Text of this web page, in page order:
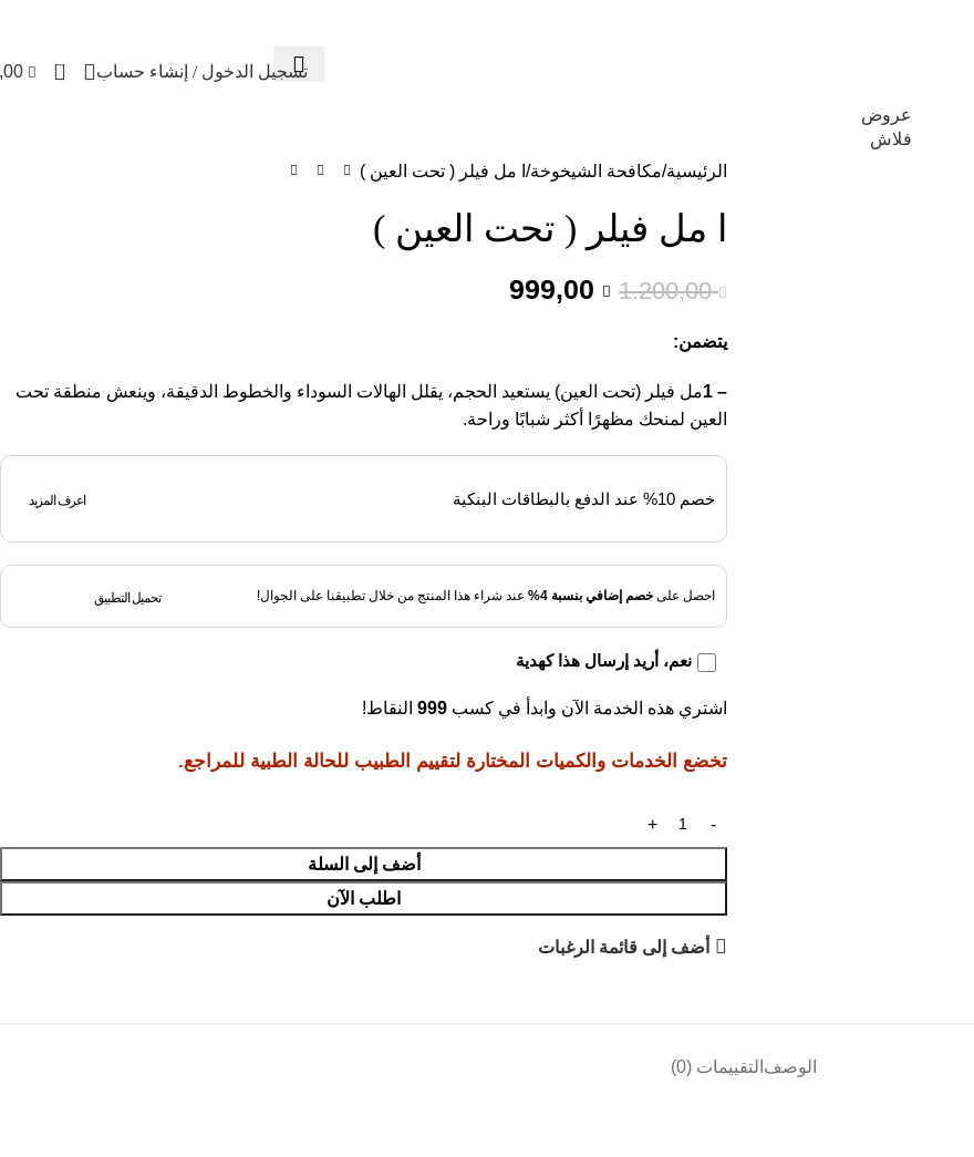
تسجيل الدخول / إنشاء حساب 0
عروض
فلاش
الرئيسية مكافحة الشيخوخة ا مل فيلر ( تحت العين )
ا مل فيلر ( تحت العين )
1.200,00
999,00
يتضمن:
– 1
مل فيلر (تحت العين) يستعيد الحجم، يقلل الهالات السوداء والخطوط الدقيقة، وينعش منطقة تحت
العين لمنحك مظهرًا أكثر شبابًا وراحة.
خصم 10% عند الدفع بالبطاقات البنكية اعرف المزيد
احصل على خصم إضافي بنسبة 4% عند شراء هذا المنتج من خلال تطبيقنا على الجوال! تحميل التطبيق
نعم، أريد إرسال هذا كهدية
اشتري هذه الخدمة الآن وابدأ في كسب 999 النقاط!
أضف إلى السلة
اطلب الآن
تخضع الخدمات والكميات المختارة لتقييم الطبيب للحالة الطبية للمراجع.
أضف إلى قائمة الرغبات
الوصف التقييمات (0)